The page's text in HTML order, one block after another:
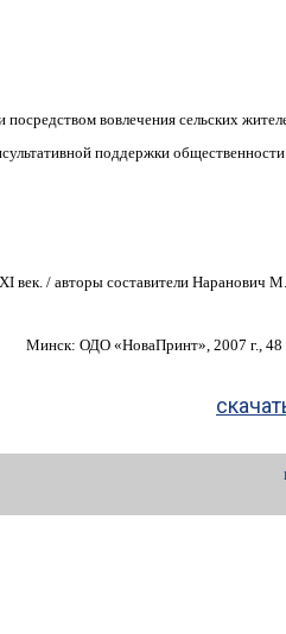
вовлечения сельских
поддержки
век. / авторы составители Наранович
Минск: ОДО «НоваПринт», 2007 г., 48